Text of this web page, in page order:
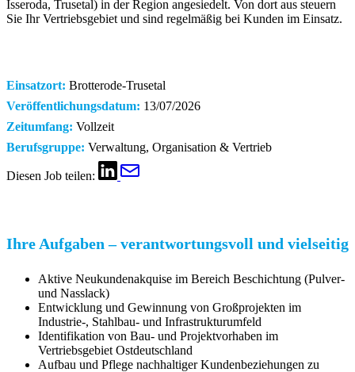
Isseroda, Trusetal) in der Region angesiedelt. Von dort aus steuern
Sie Ihr Vertriebsgebiet und sind regelmäßig bei Kunden im Einsatz.
Einsatzort: Brotterode-Trusetal
Veröffentlichungsdatum: 13/07/2026
Zeitumfang: Vollzeit
Berufsgruppe: Verwaltung, Organisation & Vertrieb
Diesen Job teilen:
Ihre Aufgaben – verantwortungsvoll und vielseitig
Aktive Neukundenakquise im Bereich Beschichtung (Pulver-
und Nasslack)
Entwicklung und Gewinnung von Großprojekten im
Industrie-, Stahlbau- und Infrastrukturumfeld
Identifikation von Bau- und Projektvorhaben im
Vertriebsgebiet Ostdeutschland
Aufbau und Pflege nachhaltiger Kundenbeziehungen zu